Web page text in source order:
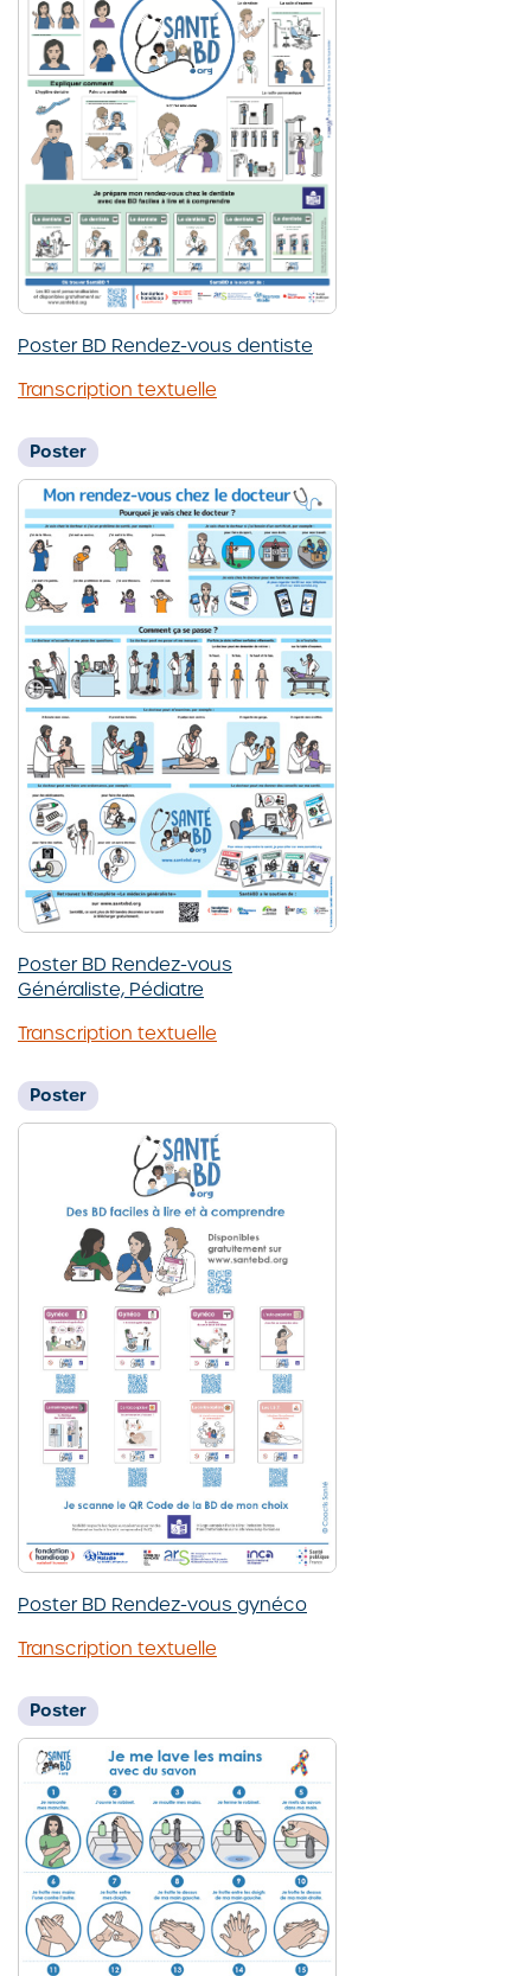
Poster BD Rendez-vous dentiste
Transcription textuelle
Poster
Poster BD Rendez-vous
Généraliste, Pédiatre
Transcription textuelle
Poster
Poster BD Rendez-vous gynéco
Transcription textuelle
Poster